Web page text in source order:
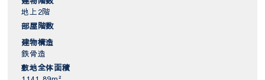
地上2階
部屋階数
建物構造
鉄骨造
敷地全体面積